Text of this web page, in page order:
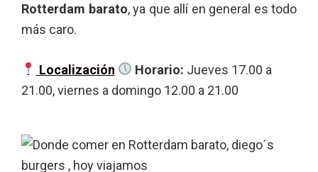
Rotterdam barato, ya que allí en general es todo
más caro.
Localización Horario: Jueves 17.00 a
21.00, viernes a domingo 12.00 a 21.00